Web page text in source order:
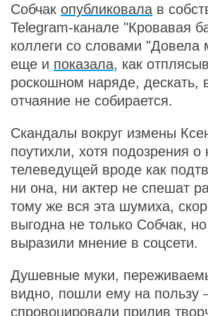
Собчак опубликовала в
Telegram-канале "Кровавая
коллеги со словами "Довела
еще и показала, как
роскошном наряде, дескать,
отчаяние не собирается.
Скандалы вокруг измены
поутихли, хотя подозрения о
телеведущей вроде как
ни она, ни актер не спешат
тому же вся эта шумиха,
выгодна не только Собчак,
выразили мнение в соцсети.
Душевные муки,
видно, пошли ему на пользу
спровоцировали прилив